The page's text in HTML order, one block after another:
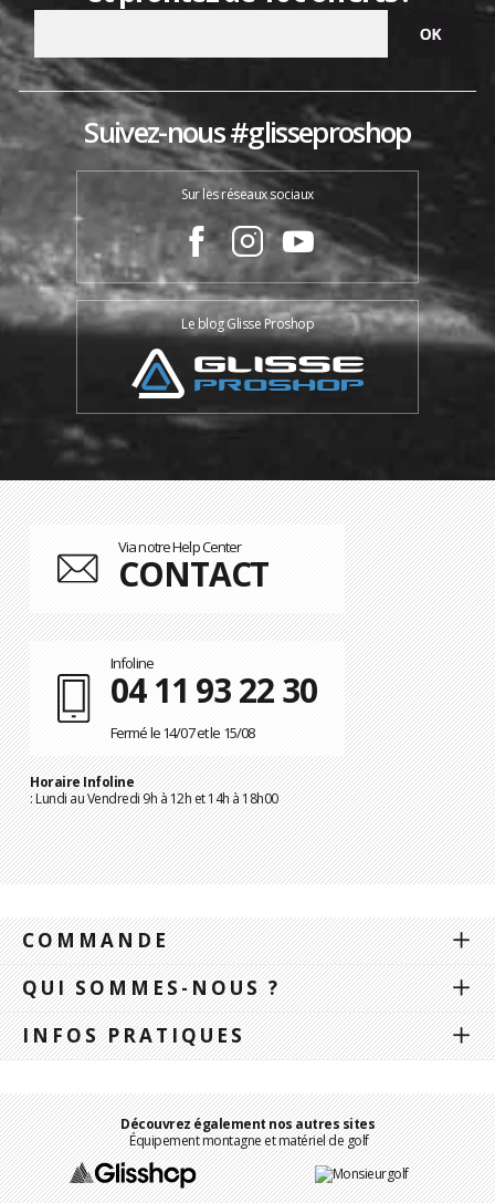
Suivez-nous #glisseproshop
Sur les réseaux sociaux
Le blog Glisse Proshop
Via notre Help Center
CONTACT
Infoline
04 11 93 22 30
Fermé le 14/07 et le 15/08
Horaire Infoline
: Lundi au Vendredi 9h à 12h et 14h à 18h00
COMMANDE
QUI SOMMES-NOUS ?
INFOS PRATIQUES
Découvrez également nos autres sites
Équipement montagne et matériel de golf